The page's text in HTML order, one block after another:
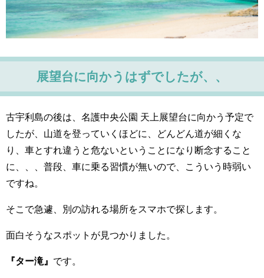
展望台に向かうはずでしたが、、
古宇利島の後は、名護中央公園 天上展望台に向かう予定で
したが、山道を登っていくほどに、どんどん道が細くな
り、車とすれ違うと危ないということになり断念すること
に、、、普段、車に乗る習慣が無いので、こういう時弱い
ですね。
そこで急遽、別の訪れる場所をスマホで探します。
面白そうなスポットが見つかりました。
『ター滝』 です。